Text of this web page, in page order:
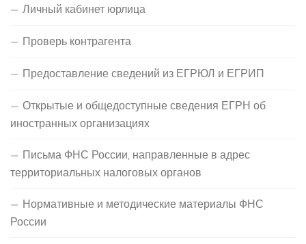
Личный кабинет юрлица
Проверь контрагента
Предоставление сведений из ЕГРЮЛ и ЕГРИП
Открытые и общедоступные сведения ЕГРН об
иностранных организациях
Письма ФНС России, направленные в адрес
территориальных налоговых органов
Нормативные и методические материалы ФНС
России